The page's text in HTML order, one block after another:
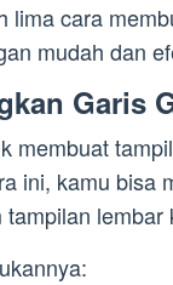
lima cara
mudah dan
Garis
membuat
ini, kamu
lembar